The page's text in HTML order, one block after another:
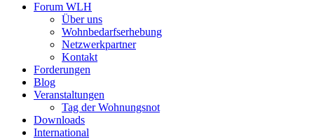
Forum WLH
Über uns
Wohnbedarfserhebung
Netzwerkpartner
Kontakt
Forderungen
Blog
Veranstaltungen
Tag der Wohnungsnot
Downloads
International